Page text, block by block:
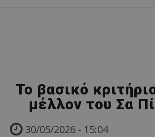
Το βασικό
μέλλον του Σα
30/05/2026 - 15:04